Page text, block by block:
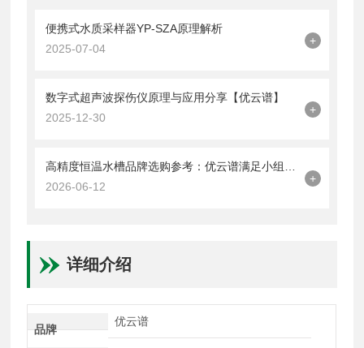
便携式水质采样器YP-SZA原理解析
2025-07-04
+
数字式超声波探伤仪原理与应用分享【优云谱】
2025-12-30
+
高精度恒温水槽品牌选购参考：优云谱满足小组实验到科研精密需求
2026-06-12
+
详细介绍
品牌
优云谱